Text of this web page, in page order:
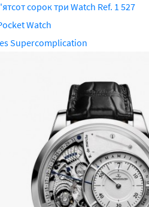
сорок три Watch Ref. 1 527
Watch
Supercomplication